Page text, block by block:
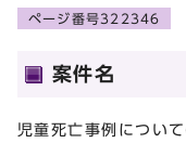
ページ番号322346
案件名
児童死亡事例につい